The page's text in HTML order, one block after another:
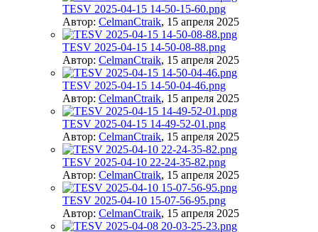
TESV 2025-04-15 14-50-15-60.png
Автор: CelmanCtraik, 15 апреля 2025
TESV 2025-04-15 14-50-08-88.png
Автор: CelmanCtraik, 15 апреля 2025
TESV 2025-04-15 14-50-04-46.png
Автор: CelmanCtraik, 15 апреля 2025
TESV 2025-04-15 14-49-52-01.png
Автор: CelmanCtraik, 15 апреля 2025
TESV 2025-04-10 22-24-35-82.png
Автор: CelmanCtraik, 15 апреля 2025
TESV 2025-04-10 15-07-56-95.png
Автор: CelmanCtraik, 15 апреля 2025